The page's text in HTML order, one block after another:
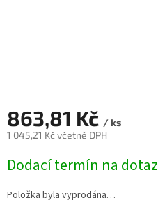
863,81 Kč / ks
1 045,21 Kč včetně DPH
cena:
Dodací termín na dotaz
Položka byla vyprodána…